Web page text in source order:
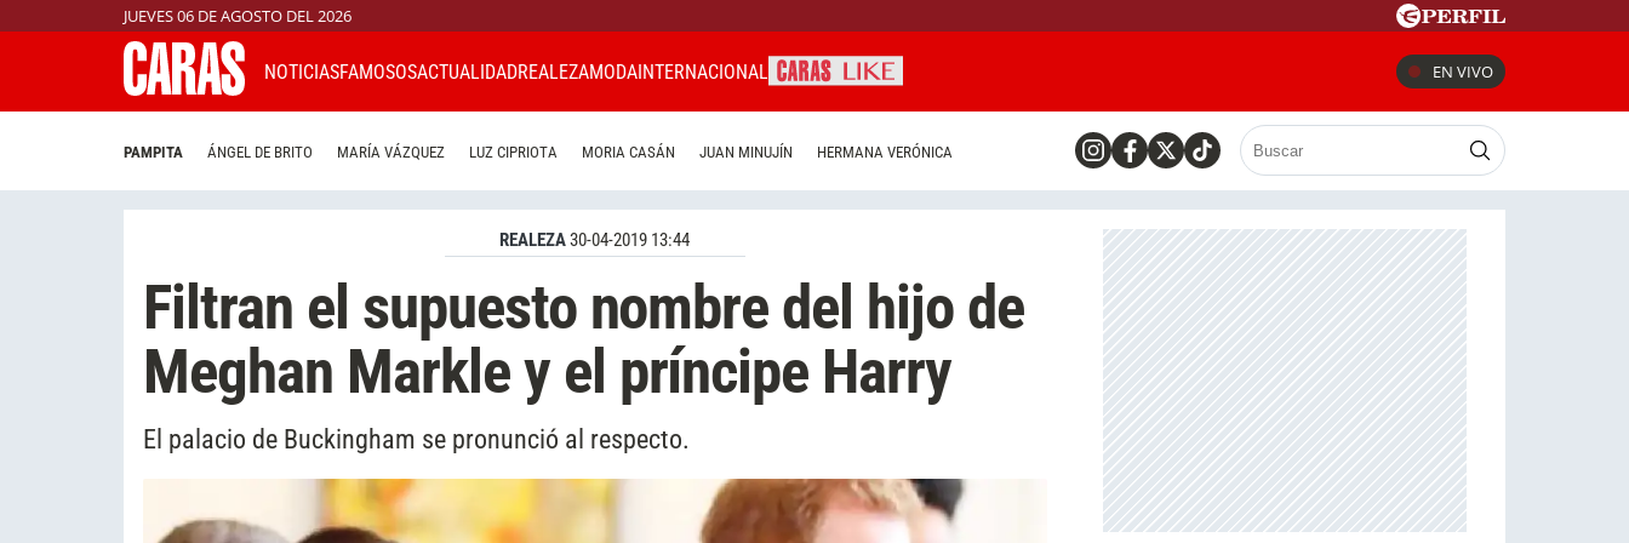
JUEVES 06 DE AGOSTO DEL 2026
NOTICIASFAMOSOSACTUALIDADREALEZAMODAINTERNACIONAL EN VIVO
PAMPITA ÁNGEL DE BRITO MARÍA VÁZQUEZ LUZ CIPRIOTA MORIA CASÁN JUAN MINUJÍN HERMANA VERÓNICA
REALEZA30-04-2019 13:44
Filtran el supuesto nombre del hijo de
Meghan Markle y el príncipe Harry
El palacio de Buckingham se pronunció al respecto.